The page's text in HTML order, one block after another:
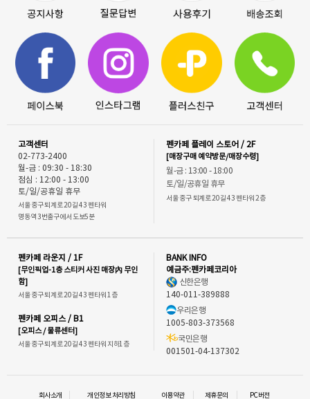
고객센터
02-773-2400
월-금 : 09:30 - 18:30
점심 : 12:00 - 13:00
토/일/공휴일 휴무
서울 중구 퇴계로 20길 43 펜타워
명동역 3번출구에서 도보5분
펜카페 플레이 스토어 / 2F
[매장구매 예약방문/매장수령]
월-금 : 13:00 - 18:00
토/일/공휴일 휴무
서울 중구 퇴계로 20길 43 펜타워 2층
펜카페 라운지 / 1F
[무인픽업-1층 스티커 사진 매장內 무인
함]
서울 중구 퇴계로 20길 43 펜타워 1층
펜카페 오피스 / B1
[오피스 / 물류센터]
서울 중구 퇴계로 20길 43 펜타워 지하1층
BANK INFO
예금주:펜카페코리아
신한은행
140-011-389888
우리은행
1005-803-373568
국민은행
001501-04-137302
회사소개 개인정보 처리방침 이용약관 제휴문의 PC버전